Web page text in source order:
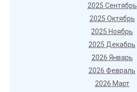
2025 Сентябрь
2025 Октябрь
2025 Ноябрь
2025 Декабрь
2026 Январь
2026 Февраль
2026 Март